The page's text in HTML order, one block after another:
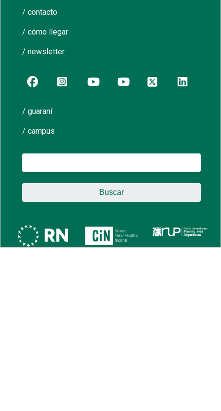
/ contacto
/ cómo llegar
/ newsletter
/ guaraní
/ campus
Buscar: